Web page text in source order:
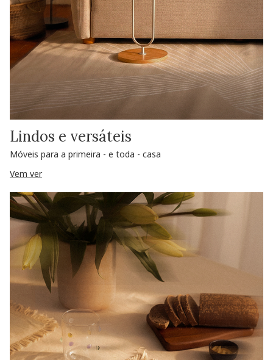
Lindos e versáteis
Móveis para a primeira - e toda - casa
Vem ver